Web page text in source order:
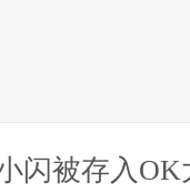
闪被存入OK